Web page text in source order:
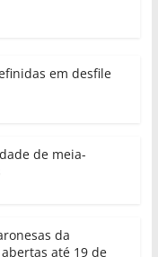
em desfile
de meia-
da
até 19 de